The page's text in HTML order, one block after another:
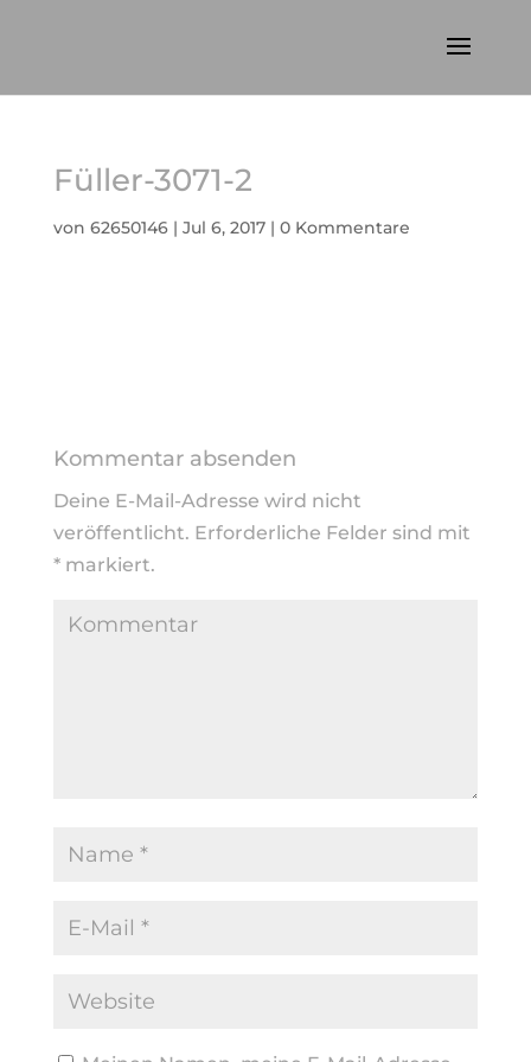
Füller-3071-2
von 62650146| Jul 6, 2017| 0 Kommentare
Kommentar absenden
Deine E-Mail-Adresse wird nicht
veröffentlicht. Erforderliche Felder sind mit
*markiert.